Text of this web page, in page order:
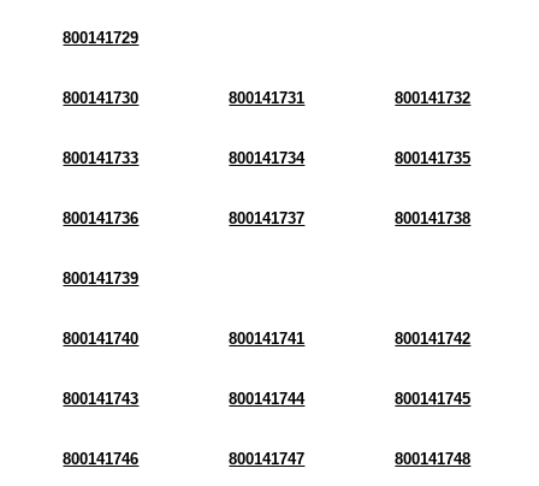
800141729
800141730 800141731 800141732
800141733 800141734 800141735
800141736 800141737 800141738
800141739
800141740 800141741 800141742
800141743 800141744 800141745
800141746 800141747 800141748